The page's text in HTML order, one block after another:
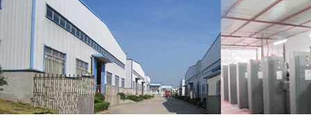
CPLA刀叉勺
甘蔗浆餐具
纸制品
纸杯
塑料刀叉勺